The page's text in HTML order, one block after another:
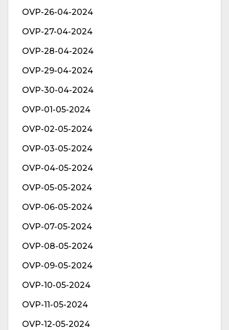
OVP-26-04-2024
OVP-27-04-2024
OVP-28-04-2024
OVP-29-04-2024
OVP-30-04-2024
OVP-01-05-2024
OVP-02-05-2024
OVP-03-05-2024
OVP-04-05-2024
OVP-05-05-2024
OVP-06-05-2024
OVP-07-05-2024
OVP-08-05-2024
OVP-09-05-2024
OVP-10-05-2024
OVP-11-05-2024
OVP-12-05-2024